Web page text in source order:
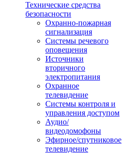
Технические средства
безопасности
Охранно-пожарная
сигнализация
Системы речевого
оповещения
Источники
вторичного
электропитания
Охранное
телевидение
Системы контроля и
управления доступом
Аудио/
видеодомофоны
Эфирное/спутниковое
телевидение